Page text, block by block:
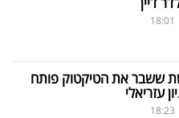
18:01
ששבר את הטיקטוק פותח
עזריאלי
18:23